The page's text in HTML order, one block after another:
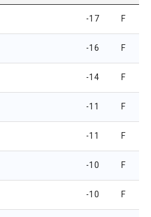
-17 F
-16 F
-14 F
-11 F
-11 F
-10 F
-10 F